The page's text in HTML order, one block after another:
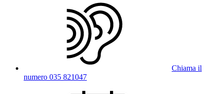
Chiama il
numero 035 821047